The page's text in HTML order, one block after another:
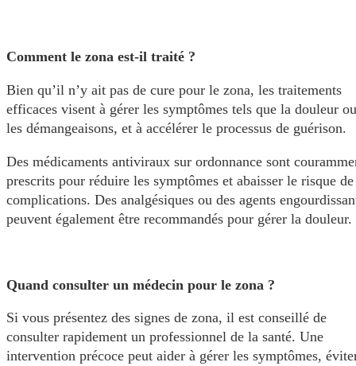
Comment le zona est-il traité ?
Bien qu’il n’y ait pas de cure pour le zona, les traitements
efficaces visent à gérer les symptômes tels que la douleur ou
les démangeaisons, et à accélérer le processus de guérison.
Des médicaments antiviraux sur ordonnance sont
prescrits pour réduire les symptômes et abaisser le risque de
complications. Des analgésiques ou des agents
peuvent également être recommandés pour gérer la douleur.
Quand consulter un médecin pour le zona ?
Si vous présentez des signes de zona, il est conseillé de
consulter rapidement un professionnel de la santé. Une
intervention précoce peut aider à gérer les symptômes,